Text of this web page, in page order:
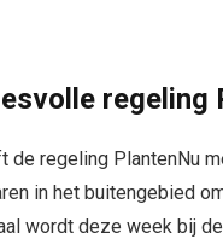
regeling
de regeling PlantenNu
in het buitengebied
wordt deze week bij